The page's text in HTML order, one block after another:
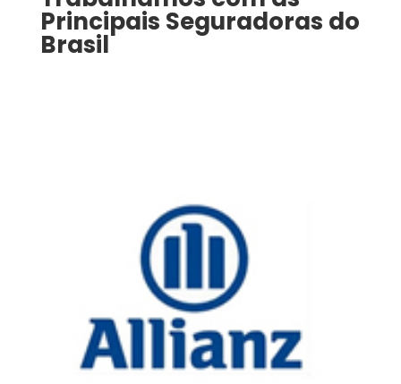
Principais Seguradoras do
Brasil